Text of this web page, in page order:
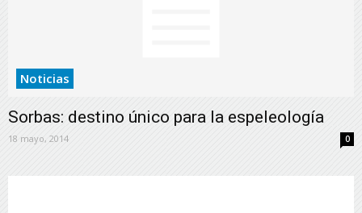
Noticias
Sorbas: destino único para la espeleología
18 mayo, 2014 0